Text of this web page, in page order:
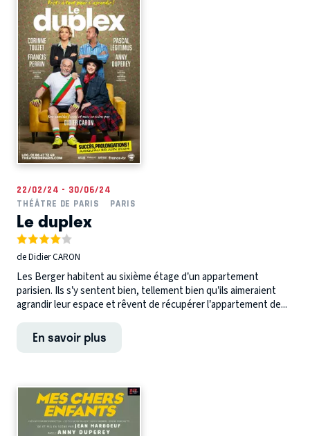
22/02/24 - 30/06/24
THÉÂTRE DE PARIS
PARIS
Le duplex
de Didier CARON
Les Berger habitent au sixième étage d’un appartement
parisien. Ils s’y sentent bien, tellement bien qu’ils aimeraient
agrandir leur espace et rêvent de récupérer l’appartement de...
En savoir plus